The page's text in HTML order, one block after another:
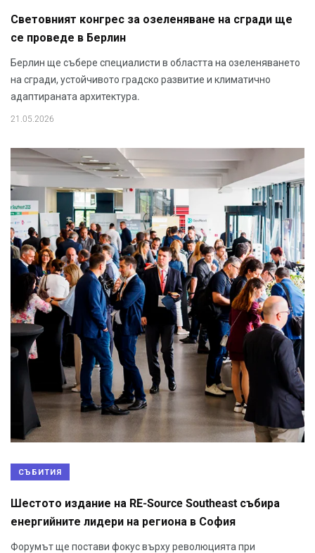
Световният конгрес за озеленяване на сгради ще
се проведе в Берлин
Берлин ще събере специалисти в областта на озеленяването
на сгради, устойчивото градско развитие и климатично
адаптираната архитектура.
21.05.2026
СЪБИТИЯ
Шестото издание на RE-Source Southeast събира
енергийните лидери на региона в София
Форумът ще постави фокус върху революцията при